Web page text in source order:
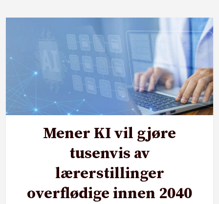
Mener KI vil gjøre
tusenvis av
lærerstillinger
overflødige innen 2040